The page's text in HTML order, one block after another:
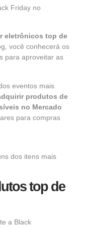
Friday no
eletrônicos top de
você conhecerá os
para aproveitar as
eventos mais
produtos de
no Mercado
para compras
dos itens mais
top de
a Black